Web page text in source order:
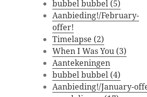
bubbel bubbel (5)
Aanbieding!/February-
offer!
Timelapse (2)
When I Was You (3)
Aantekeningen
bubbel bubbel (4)
Aanbieding!/January-